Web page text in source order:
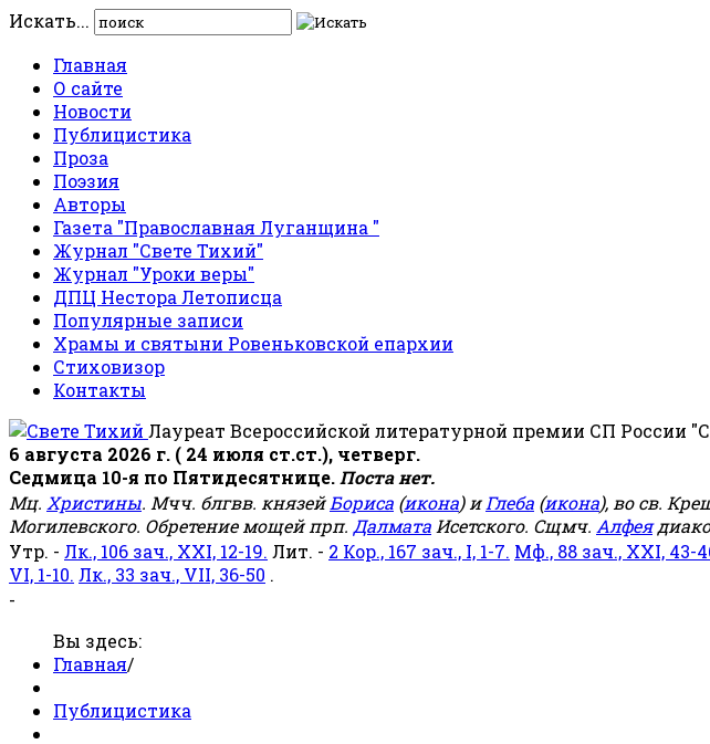
Искать...
Главная
О сайте
Новости
Публицистика
Проза
Поэзия
Авторы
Газета "Православная Луганщина "
Журнал "Свете Тихий"
Журнал "Уроки веры"
ДПЦ Нестора Летописца
Популярные записи
Храмы и святыни Ровеньковской епархии
Стиховизор
Контакты
Лауреат Всероссийской литературной премии СП России
6 августа 2026 г. ( 24 июля ст.ст.), четверг.
Седмица 10-я по Пятидесятнице. Поста нет.
Мц. Христины. Мчч. блгвв. князейБориса (икона) иГлеба (икона), во св.
Могилевского. Обретение мощей прп. Далмата Исетского. Сщмч. Алфея
Утр. - Лк., 106 зач., XXI, 12-19. Лит. - 2 Кор., 167 зач., I, 1-7. Мф., 88 зач., XXI, 43-
VI, 1-10. Лк., 33 зач., VII, 36-50 .
-
Вы здесь:
Главная/
Публицистика